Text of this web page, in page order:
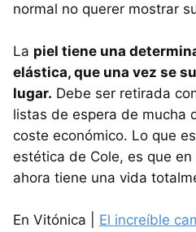
normal no querer mostrar
La piel tiene una
elástica, que una vez se
lugar. Debe ser retirada
listas de espera de mucha
coste económico. Lo que
estética de Cole, es que
ahora tiene una vida
En Vitónica | El increíble